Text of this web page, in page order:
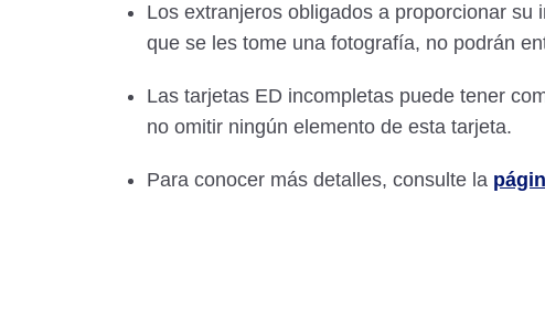
Los extranjeros obligados a proporcionar
que se les tome una fotografía, no podrán
Las tarjetas ED incompletas puede tener
no omitir ningún elemento de esta tarjeta.
Para conocer más detalles, consulte la